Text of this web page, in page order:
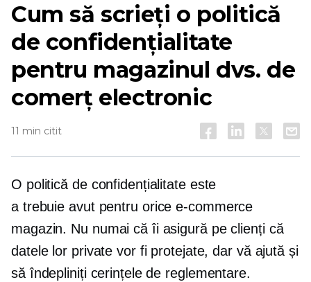
Cum să scrieți o politică
de confidențialitate
pentru magazinul dvs. de
comerț electronic
11 min citit
O politică de confidențialitate este
a trebuie avutpentru oricee-commerce
magazin. Nu numai că îi asigură pe clienți că
datele lor private vor fi protejate, dar vă ajută și
să îndepliniți cerințele de reglementare.